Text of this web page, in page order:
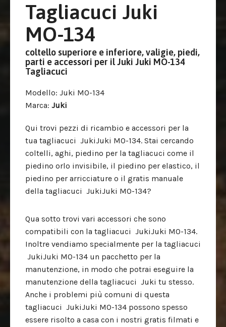
Tagliacuci Juki
MO-134
coltello superiore e inferiore, valigie, piedi,
parti e accessori per il Juki Juki MO-134
Tagliacuci
Modello: Juki MO-134
Marca: Juki
Qui trovi pezzi di ricambio e accessori per la
tua tagliacuci JukiJuki MO-134. Stai cercando
coltelli, aghi, piedino per la tagliacuci come il
piedino orlo invisibile, il piedino per elastico, il
piedino per arricciature o il gratis manuale
della tagliacuci JukiJuki MO-134?
Qua sotto trovi vari accessori che sono
compatibili con la tagliacuci JukiJuki MO-134.
Inoltre vendiamo specialmente per la tagliacuci
JukiJuki MO-134 un pacchetto per la
manutenzione, in modo che potrai eseguire la
manutenzione della tagliacuci Juki tu stesso.
Anche i problemi più comuni di questa
tagliacuci JukiJuki MO-134 possono spesso
essere risolto a casa con i nostri gratis filmati e